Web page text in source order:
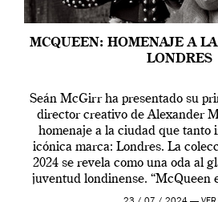
MCQUEEN: HOMENAJE A
LONDRES
Seán McGirr ha presentado su
director creativo de Alexander
homenaje a la ciudad que tanto
icónica marca: Londres. La
2024 se revela como una oda al
juventud londinense. “McQueen
en Londres y